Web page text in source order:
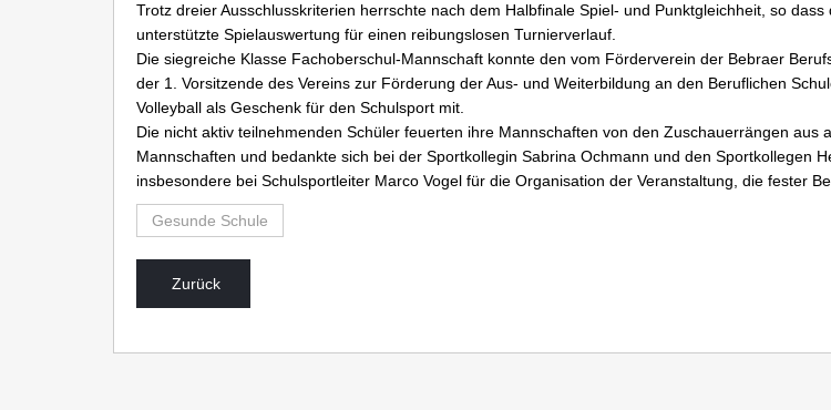
Trotz dreier Ausschlusskriterien herrschte nach dem Halbfinale Spiel- und Punktgleichheit, so
unterstützte Spielauswertung für einen reibungslosen Turnierverlauf.
Die siegreiche Klasse Fachoberschul-Mannschaft konnte den vom Förderverein der Bebraer
der 1. Vorsitzende des Vereins zur Förderung der Aus- und Weiterbildung an den Beruflichen
Volleyball als Geschenk für den Schulsport mit.
Die nicht aktiv teilnehmenden Schüler feuerten ihre Mannschaften von den Zuschauerrängen
Mannschaften und bedankte sich bei der Sportkollegin Sabrina Ochmann und den Sportkollegen
insbesondere bei Schulsportleiter Marco Vogel für die Organisation der Veranstaltung, die fester
Gesunde Schule
Zurück